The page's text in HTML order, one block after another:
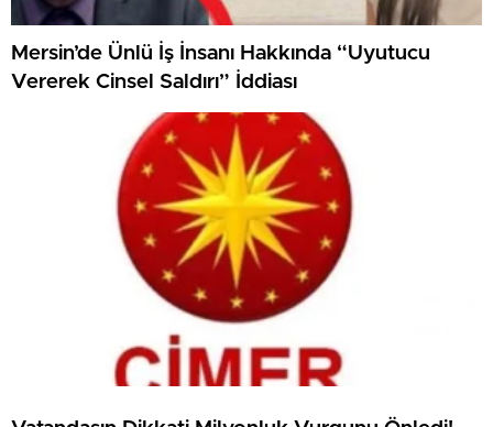
Mersin’de Ünlü İş İnsanı Hakkında “Uyutucu
Vererek Cinsel Saldırı” İddiası